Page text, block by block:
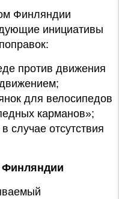
Финляндии
инициативы
против движения
для велосипедов
карманов»;
случае отсутствия
Финляндии